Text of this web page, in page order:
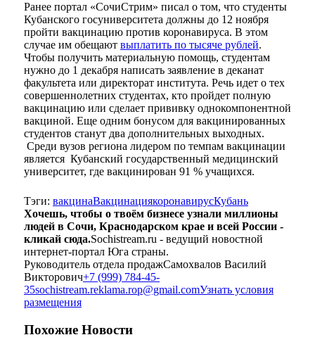
Ранее портал «СочиСтрим» писал о том, что студенты
Кубанского госуниверситета должны до 12 ноября
пройти вакцинацию против коронавируса. В этом
случае им обещают выплатить по тысяче рублей.
Чтобы получить материальную помощь, студентам
нужно до 1 декабря написать заявление в деканат
факультета или директорат института. Речь идет о тех
совершеннолетних студентах, кто пройдет полную
вакцинацию или сделает прививку однокомпонентной
вакциной. Еще одним бонусом для вакцинированных
студентов станут два дополнительных выходных.
Среди вузов региона лидером по темпам вакцинации
является Кубанский государственный медицинский
университет, где вакцинирован 91 % учащихся.
Тэги: вакцинаВакцинациякоронавирусКубань
Хочешь, чтобы о твоём бизнесе узнали миллионы
людей в Сочи, Краснодарском крае и всей России -
кликай сюда.Sochistream.ru - ведущий новостной
интернет-портал Юга страны.
Руководитель отдела продажСамохвалов Василий
Викторович+7 (999) 784-45-
35sochistream.reklama.rop@gmail.comУзнать условия
размещения
Похожие Новости